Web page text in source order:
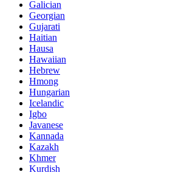
Galician
Georgian
Gujarati
Haitian
Hausa
Hawaiian
Hebrew
Hmong
Hungarian
Icelandic
Igbo
Javanese
Kannada
Kazakh
Khmer
Kurdish